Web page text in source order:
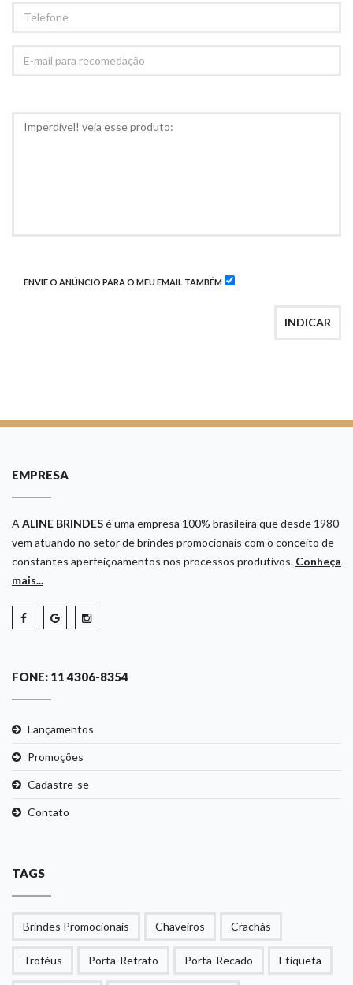
MAIL
ENVIE O ANÚNCIO PARA O MEU EMAIL TAMBÉM
INDICAR
EMPRESA
A ALINE BRINDESé uma empresa 100% brasileira que desde 1980
vem atuando no setor de brindes promocionais com o conceito de
constantes aperfeiçoamentos nos processos produtivos. Conheça
mais...
FONE: 11 4306-8354
Lançamentos
Promoções
Cadastre-se
Contato
TAGS
Brindes Promocionais Chaveiros Crachás
Troféus Porta-Retrato Porta-Recado Etiqueta